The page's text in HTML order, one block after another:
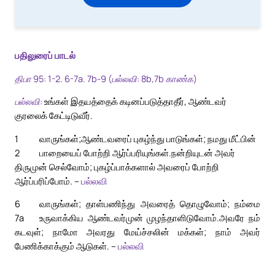
பதிலுரைப் பாடல்
திபா 95: 1-2. 6-7a. 7b-9 (பல்லவி: 8b,7b காண்க)
பல்லவி: உங்கள் இதயத்தைக் கடினப்படுத்தாதீர், ஆண்டவர்
குரலைக் கேட்டிடுவீர்.
1
வாருங்கள்;ஆண்டவரைப் புகழ்ந்து பாடுங்கள்; நமது மீட்பின்
பாறையைப் போற்றி ஆர்ப்பரியுங்கள்.
2
நன்றியுடன் அவர்
திருமுன் செல்வோம்; புகழ்ப்பாக்களால் அவரைப் போற்றி
ஆர்ப்பரிப்போம். – பல்லவி
6
வாருங்கள்; தாள்பணிந்து அவரைத் தொழுவோம்; நம்மை
உருவாக்கிய ஆண்டவர்முன் முழந்தாளிடுவோம்.
7a
அவரே நம்
கடவுள்; நாமோ அவரது மேய்ச்சலின் மக்கள்; நாம் அவர்
பேணிக்காக்கும் ஆடுகள். – பல்லவி